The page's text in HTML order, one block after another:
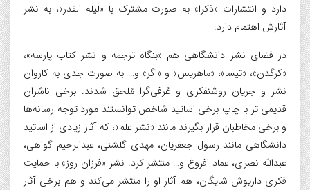
دارد و انتشارات «ذکرا» به صورت مشترک با «لیله القدر»، به نشر
آثارش اهتمام دارد.
در فضای نشر دانشگاهی هم «بنگاه ترجمه و نشر کتاب پارسه»،
«کرگدن»، «تیسا»، «ماهریس» و «اگر» و… به صورت جدی به کاروان
نشر و جریان روشنفکری و عُرفی‌گرا مُلحق شدند. برخی ناشران
قدیمی تر با چاپ برخی اساتید شاخص توانستند مورد توجه رسانه‌ها
و برخی مخاطبان قرار بگیرند مانند «نشر علم»، که آثار زیادی از اساتید
دانشگاهی مانند رسول جعفریان، مهدی گلشنی، عبدالرحیم گواهی،
عبدالله نصری، عماد افروغ و… منتشر کرد. نشر «فرزان روز» با حمایت
فکری داریوش شایگان، هم آثار او را منتشر می‌کند و هم برخی آثار